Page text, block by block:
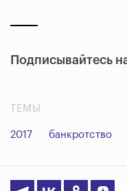
Подписывайтесь
ТЕМЫ
2017 банкротство